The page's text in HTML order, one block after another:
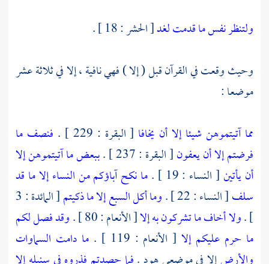
ولتنظر نفس ما قدمت لغد[ الحشر : 18 ] .
وحيث وقعت في القرآن قبل ( إلا ) فهي نافية ، إلا في ثلاثة عشر
موضعا :
مما آتيتموهن شيئا إلا أن يخافا [ البقرة : 229 ] .
فنصف ما
فرضتم إلا أن يعفون[ البقرة : 237 ] .
ببعض ما آتيتموهن إلا
أن يأتين[ النساء : 19 ] .
ما نكح آباؤكم من النساء إلا ما قد
سلف[ النساء : 22 ] . وما أكل السبع إلا ما ذكيتم
[ المائدة : 3
] .ولا أخاف ما تشركون به إلا[ الأنعام : 80 ] .
وقد فصل لكم
ما حرم عليكم إلا [ الأنعام : 119 ] .
ما دامت السماوات